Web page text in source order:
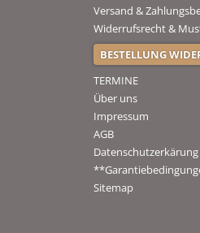
Versand &
Widerrufsrecht &
BESTELLUNG
TERMINE
Über uns
Impressum
AGB
Datenschutzerkärung
Sitemap